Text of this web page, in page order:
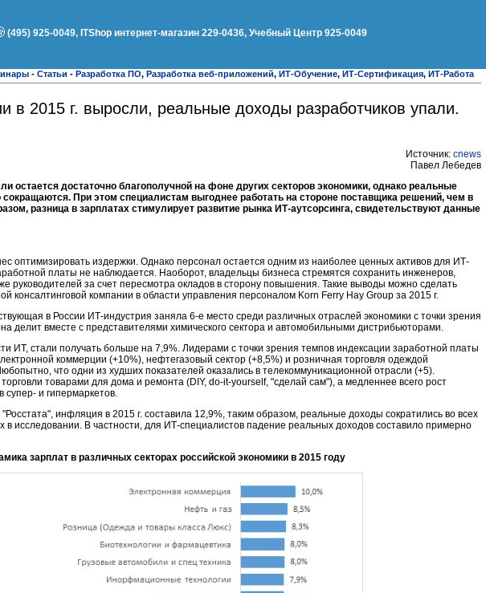
(495) 925-0049, ITShop интернет-магазин 229-0436, Учебный Центр 925-0049
- Статьи - Разработка ПО, Разработка веб-приложений, ИТ-Обучение, ИТ-Сертификация, ИТ-Работа
в 2015 г. выросли, реальные доходы разработчиков упали.
Источник: cnews
Павел Лебедев
остается достаточно благополучной на фоне других секторов экономики, однако реальные
При этом специалистам выгоднее работать на стороне поставщика решений, чем в
разница в зарплатах стимулирует развитие рынка ИТ-аутсорсинга, свидетельствуют данные
оптимизировать издержки. Однако персонал остается одним из наиболее ценных активов для ИТ-
платы не наблюдается. Наоборот, владельцы бизнеса стремятся сохранить инженеров,
руководителей за счет пересмотра окладов в сторону повышения. Такие выводы можно сделать
консалтинговой компании в области управления персоналом Korn Ferry Hay Group за 2015 г.
в России ИТ-индустрия заняла 6-е место среди различных отраслей экономики с точки зрения
делит вместе с представителями химического сектора и автомобильными дистрибьюторами.
ИТ, стали получать больше на 7,9%. Лидерами с точки зрения темпов индексации заработной платы
коммерции (+10%), нефтегазовый сектор (+8,5%) и розничная торговля одеждой
что одни из худших показателей оказались в телекоммуникационной отрасли (+5).
товарами для дома и ремонта (DIY, do-it-yourself, "сделай сам"), а медленнее всего рост
супер- и гипермаркетов.
инфляция в 2015 г. составила 12,9%, таким образом, реальные доходы сократились во всех
в исследовании. В частности, для ИТ-специалистов падение реальных доходов составило примерно
зарплат в различных секторах российской экономики в 2015 году